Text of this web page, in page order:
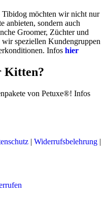
möchten wir nicht nur
anbieten, sondern auch
Groomer, Züchter und
speziellen Kundengruppen
Infos hier
Kitten?
von Petuxe®! Infos
| Widerrufsbelehrung |